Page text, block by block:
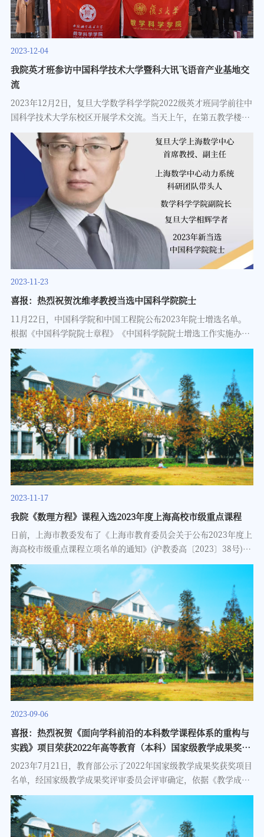
2023-12-04
我院英才班参访中国科学技术大学暨科大讯飞语音产业基地交
流
2023年12月2日，复旦大学数学科学学院2022级英才班同学前往中
国科学技术大学东校区开展学术交流。当天上午，在第五教学楼
5104教室，复旦大学数学科学学院2022级英才班班主任王凯教授
介绍复旦大学数学英才（强基）计划学生培养情况，随后中国科学
技术大学中法英才班负责人麻希南教授介绍中国科学技术大学中法
数学英才班学生培养情况；在介绍培养情况后，双方学生代表分享
课程学习情况，学生们相互提问交流，本次交流会由中国科学技术
大学梁永祺教授主持。 交流会结束后进行合照留念当天下午，在中
国科学技术大学工作人员的带领下，复旦大学数学科学学院2022级
英才班同学依次参观老北门（樱花大道、眼镜湖）、少年班学院、
郭沫若广场、校史馆、博物馆等校园景点，并在校史馆处合照留
2022级英才班同学前往科大讯飞语音产业基地，参访语音产业基
地，并与校招经理、核心技术研究人员开展座谈交流，了解行业发
展现状与企业需求，有的放矢培养相应能力。参访科大讯飞语音
2023-11-23
喜报：热烈祝贺沈维孝教授当选中国科学院院士
11月22日，中国科学院和中国工程院公布2023年院士增选名单。
根据《中国科学院院士章程》《中国科学院院士增选工作实施办法
（试行）》等规定，中国科学院2023年选举产生了59名中国科学院
院士。中国工程院2023年选举产生74位中国工程院院士。复旦大学
数学科学学院教授、上海数学中心首席教授、相辉研究院相辉学者
沈维孝当选为中国科学院院士。感言“今后我将不仅专注于动力系
统研究，还会立足基础研究，在数学领域做更广阔的探索。”个人
介绍沈维孝，1975年5月生。2001年获得日本东京大学数理科学研
究科数理科学博士学位。曾先后在英国、中国、新加坡等高校任
职。2015年加入复旦大学，现为上海数学中心首席教授、副主任，
数学中心动力系统科研团队带头人，数学科学学院教授、副院长，
复旦大学相辉研究院首批相辉学者。沈维孝长期从事基础数学中动
力系统理论的研究，工作深刻且富有原创性和影响力，是国际上该
领域的知名学者之一。他在低维动力系统的研究中获得了一系列国
际公认的突破性成果，这些成果发表在顶尖数学杂志Ann.of
Math.和Invent.Math.（共9篇）等重要期刊。他的研究工作得到
了包括菲尔兹奖得主Av
2023-11-17
我院《数理方程》课程入选2023年度上海高校市级重点课程
日前，上海市教委发布了《上海市教育委员会关于公布2023年度上
海高校市级重点课程立项名单的通知》(沪教委高〔2023〕38号)，
公布了2023年批准立项的693门课程名单。我院数理方程课程入
选。（团队成员：王志强、雷震、华波波、曲鹏、黄耿耿、蔡圆。
数学科学学院2023年11月17日
2023-09-06
喜报：热烈祝贺《面向学科前沿的本科数学课程体系的重构与
实践》项目荣获2022年高等教育（本科）国家级教学成果奖二
等奖
2023年7月21日，教育部公示了2022年国家级教学成果奖获奖项目
名单，经国家级教学成果奖评审委员会评审确定，依据《教学成果
奖励条例》规定，报经教育部批准，《面向学科前沿的本科数学课
程体系的重构与实践》项目荣获高等教育（本科）国家级教学成果
奖二等奖。数学科学学院2023年9月